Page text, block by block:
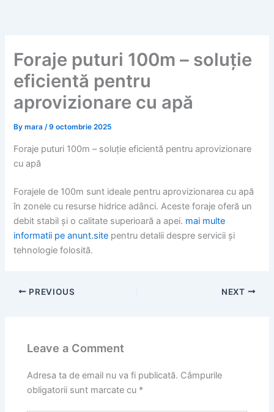
Foraje puturi 100m – soluție
eficientă pentru
aprovizionare cu apă
Bymara/9 octombrie 2025
Foraje puturi 100m – soluție eficientă pentru aprovizionare
cu apă
Forajele de 100m sunt ideale pentru aprovizionarea cu apă
în zonele cu resurse hidrice adânci. Aceste foraje oferă un
debit stabil și o calitate superioară a apei. mai multe
informatii pe anunt.site pentru detalii despre servicii și
tehnologie folosită.
PREVIOUS NEXT
Leave a Comment
Adresa ta de email nu va fi publicată. Câmpurile
obligatorii sunt marcate cu *